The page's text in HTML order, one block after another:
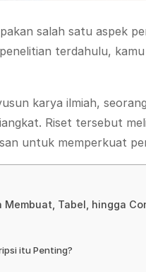
salah satu aspek
terdahulu,
karya ilmiah,
Riset tersebut
untuk memperkuat
Tabel, hingga
itu Penting?